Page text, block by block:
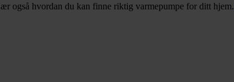
også hvordan du kan finne riktig varmepumpe for ditt hjem.